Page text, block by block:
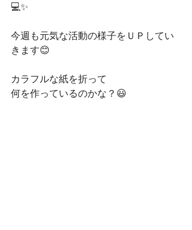
💻✨
今週も元気な活動の様子をＵＰしてい
きます😊
カラフルな紙を折って
何を作っているのかな？😃